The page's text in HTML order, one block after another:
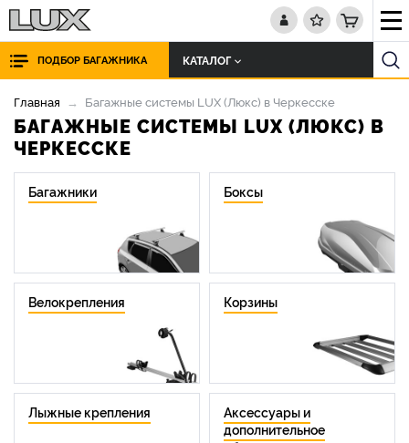
ПОДБОР БАГАЖНИКА КАТАЛОГ
Главная Багажные системы LUX (Люкс) в Черкесске
БАГАЖНЫЕ СИСТЕМЫ LUX (ЛЮКС) В
ЧЕРКЕССКЕ
Багажники Боксы
Велокрепления Корзины
Лыжные крепления
Аксессуары и
дополнительное